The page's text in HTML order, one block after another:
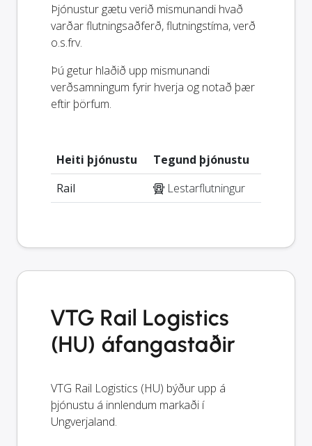
Þjónustur gætu verið mismunandi hvað
varðar flutningsaðferð, flutningstíma, verð
o.s.frv.
Þú getur hlaðið upp mismunandi
verðsamningum fyrir hverja og notað þær
eftir þörfum.
Heiti þjónustu
Tegund þjónustu
Rail
Lestarflutningur
VTG Rail Logistics
(HU) áfangastaðir
VTG Rail Logistics (HU) býður upp á
þjónustu á innlendum markaði í
Ungverjaland.